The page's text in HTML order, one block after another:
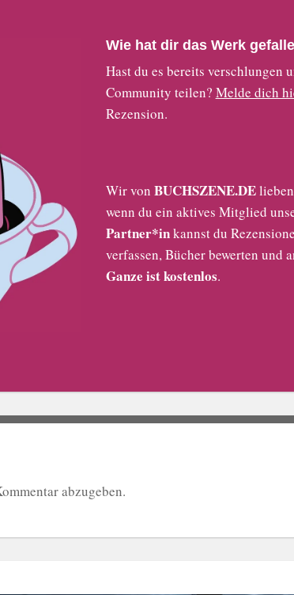
Wie hat dir das Werk
Hast du es bereits verschlungen
Community teilen? Melde dich
Rezension.
Wir von BUCHSZENE.DElieben
wenn du ein aktives Mitglied
Partner*inkannst du
verfassen, Bücher bewerten und
Ganze ist kostenlos.
abzugeben.